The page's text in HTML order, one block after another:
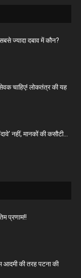
ज्यादा दबाव में कौन?
चाहिए! लोकतंत्र की यह
नहीं, मानकों की कसौटी...
प्रणाम!!
आदमी की तरह पटना की